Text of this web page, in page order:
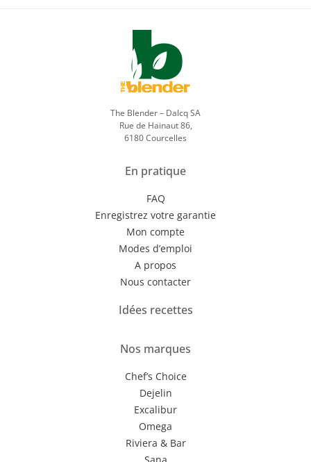
The Blender – Dalcq SA
Rue de Hainaut 86,
6180 Courcelles
En pratique
FAQ
Enregistrez votre garantie
Mon compte
Modes d’emploi
A propos
Nous contacter
Idées recettes
Nos marques
Chef’s Choice
Dejelin
Excalibur
Omega
Riviera & Bar
Sana